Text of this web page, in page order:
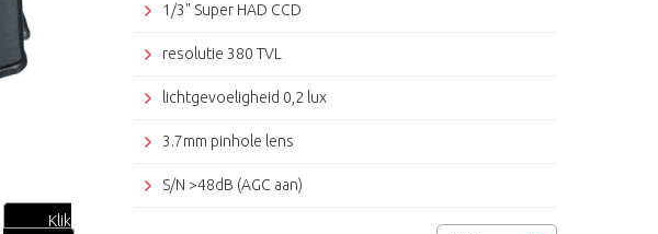
Klik
1/3" Super HAD CCD
resolutie 380 TVL
lichtgevoeligheid 0,2 lux
3.7mm pinhole lens
S/N >48dB (AGC aan)